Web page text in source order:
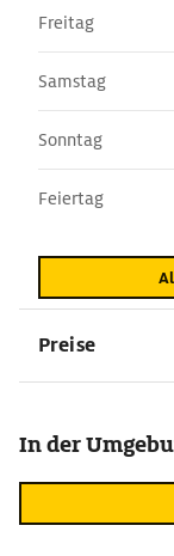
Freitag
Samstag
Sonntag
Feiertag
Preise
In der